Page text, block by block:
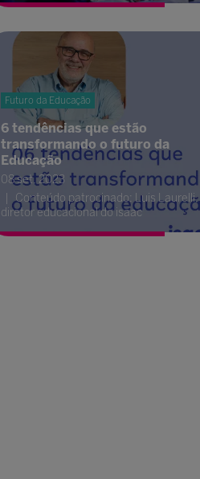
Futuro da Educação
6 tendências que estão
transformando o futuro da
Educação
08 set. 2023
Conteúdo patrocinado: Luis Laurelli,
diretor educacional do isaac